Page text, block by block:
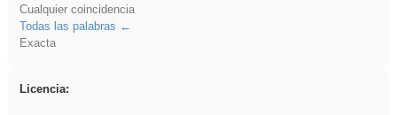
Cualquier coincidencia
Todas las palabras
Exacta
Licencia: